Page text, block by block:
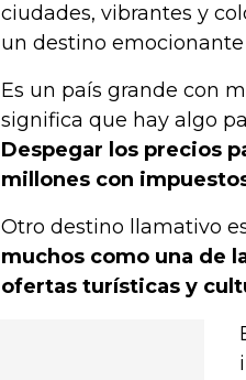
ciudades, vibrantes y
un destino
Es un país grande con
significa que hay algo
Despegar los precios
millones con
Otro destino llamativo
muchos como una de
ofertas turísticas y